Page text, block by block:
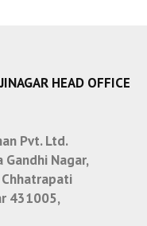
HEAD OFFICE
Pvt. Ltd.
Nagar,
431005,